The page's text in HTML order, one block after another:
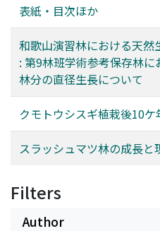
表紙・目次ほか
和歌山演習林における天
: 第9林班学術参考保存林
林分の直径生長について
クモトウシスギ植栽後10
スラッシュマツ林の成長と
Filters
Author